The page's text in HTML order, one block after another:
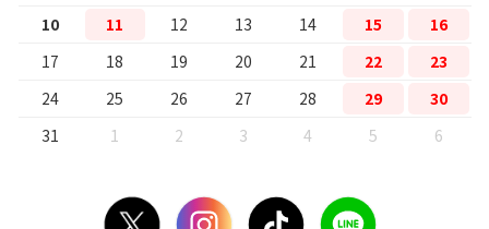
10
11 12 13 14 15
16
17
18 19 20 21 22
23
24
25 26 27 28 29
30
31
1 2 3 4 5 6